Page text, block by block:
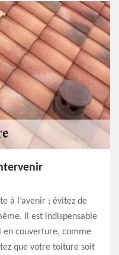
à l’avenir ; évitez de
Il est indispensable
en couverture, comme
que votre toiture soit